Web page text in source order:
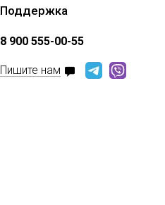
Поддержка
8 900 555-00-55
Пишите нам